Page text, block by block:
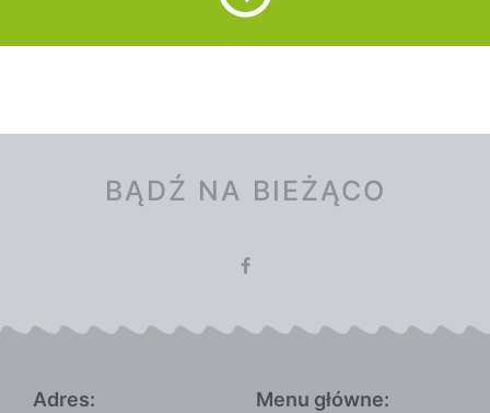
BĄDŹ NA BIEŻĄCO
Adres: Menu główne: